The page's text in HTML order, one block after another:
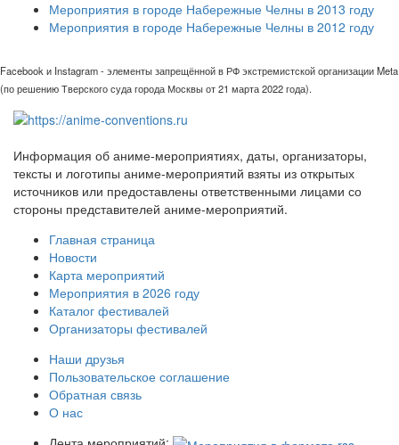
Мероприятия в городе Набережные Челны в 2013 году
Мероприятия в городе Набережные Челны в 2012 году
Facebook и Instagram - элементы запрещённой в РФ экстремистской организации Meta
(по решению Тверского суда города Москвы от 21 марта 2022 года).
Информация об аниме-мероприятиях, даты, организаторы,
тексты и логотипы аниме-мероприятий взяты из открытых
источников или предоставлены ответственными лицами со
стороны представителей аниме-мероприятий.
Главная страница
Новости
Карта мероприятий
Мероприятия в 2026 году
Каталог фестивалей
Организаторы фестивалей
Наши друзья
Пользовательское соглашение
Обратная связь
О нас